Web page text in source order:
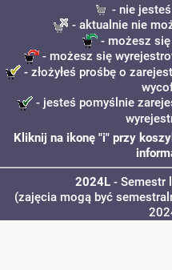
- nie
- aktualnie nie
- możesz
- możesz się
- złożyłeś prośbę o
- jesteś pomyślnie
Kliknij na ikonę "i" przy
2024L- Semestr
(zajęcia mogą być